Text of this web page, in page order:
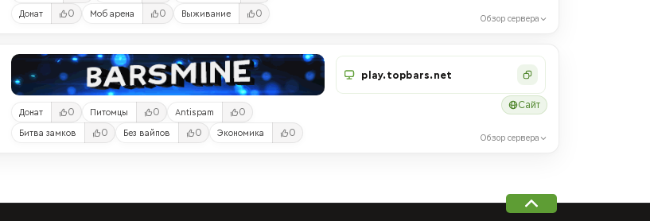
Донат 0 Моб арена 0 Выживание 0 Обзор сервера
Донат 0 Питомцы 0 Antispam 0
Битва замков 0 Без вайпов 0 Экономика 0
play.topbars.net
Сайт
Обзор сервера